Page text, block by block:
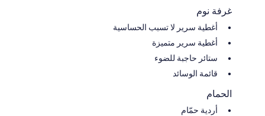
غرفة نوم
أغطية سرير لا تسبب الحساسية
أغطية سرير متميزة
ستائر حاجبة للضوء
قائمة الوسائد
الحمام
أردية حمّام